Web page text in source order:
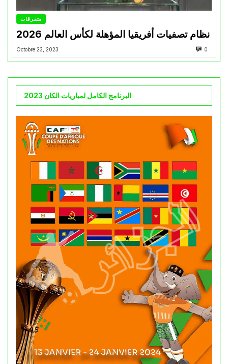
متفرقات
نظام تصفيات أفريقيا المؤهلة لكأس العالم 2026
Octobre 23, 2023 0
البرنامج الكامل لمباريات الكان 2023